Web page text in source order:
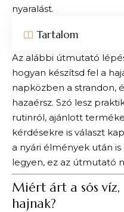
nyaralást.
Tartalom
Az alábbi útmutató
hogyan készítsd fel a
napközben a strandon,
hazaérsz. Szó lesz
rutinról, ajánlott
kérdésekre is választ
a nyári élmények után
legyen, ez az útmutató
Miért árt a sós
hajnak?